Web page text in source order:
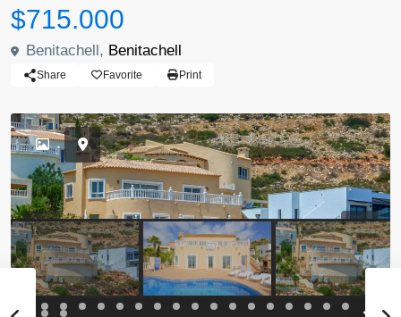
$715.000
Benitachell, Benitachell
Share Favorite Print
Previous